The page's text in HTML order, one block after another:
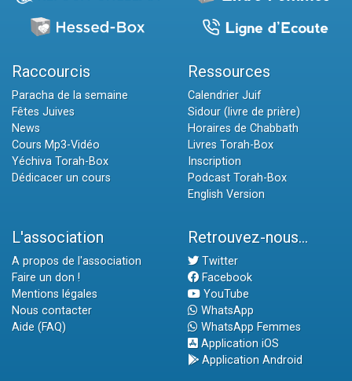
Raccourcis
Paracha de la semaine
Fêtes Juives
News
Cours Mp3-Vidéo
Yéchiva Torah-Box
Dédicacer un cours
Ressources
Calendrier Juif
Sidour (livre de prière)
Horaires de Chabbath
Livres Torah-Box
Inscription
Podcast Torah-Box
English Version
L'association
A propos de l'association
Faire un don !
Mentions légales
Nous contacter
Aide (FAQ)
Retrouvez-nous...
Twitter
Facebook
YouTube
WhatsApp
WhatsApp Femmes
Application iOS
Application Android